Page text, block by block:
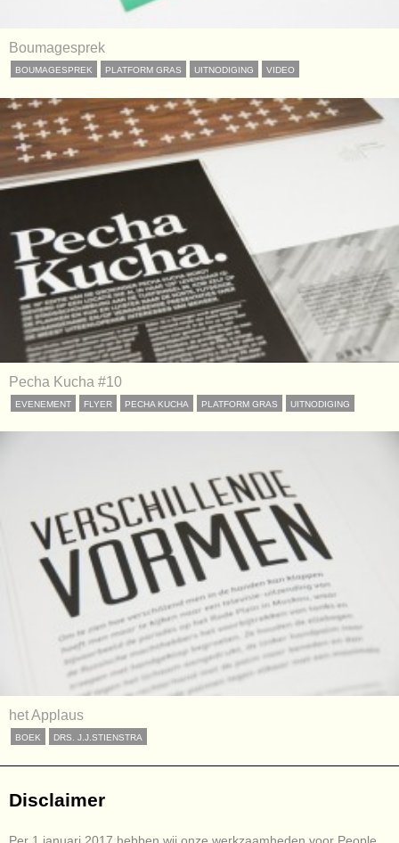
Boumagesprek
BOUMAGESPREK PLATFORM GRAS UITNODIGING VIDEO
Pecha Kucha #10
EVENEMENT FLYER PECHA KUCHA PLATFORM GRAS UITNODIGING
het Applaus
BOEK DRS. J.J.STIENSTRA
Disclaimer